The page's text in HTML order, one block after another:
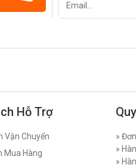
Hỗ Trợ
Vận Chuyển
Mua Hàng
»
»
»